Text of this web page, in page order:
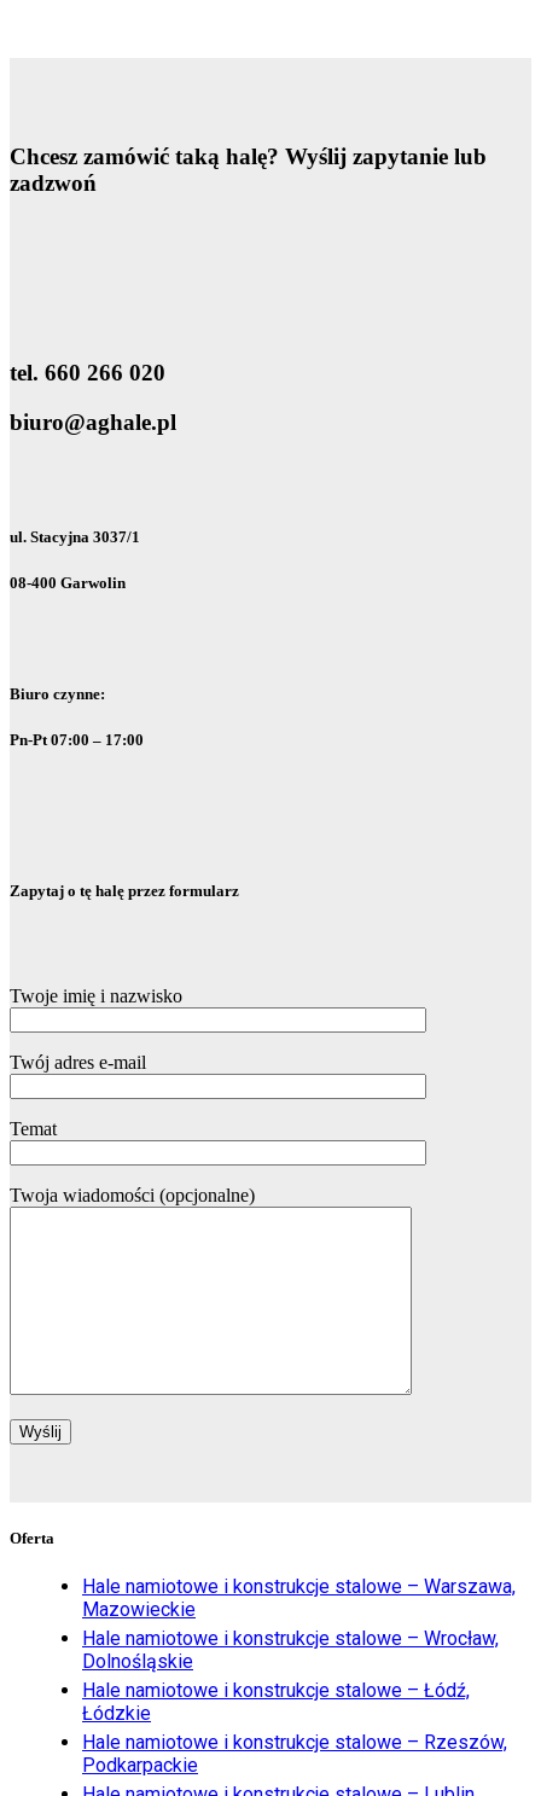
Chcesz zamówić taką halę? Wyślij zapytanie lub
zadzwoń
tel. 660 266 020
biuro@aghale.pl
ul. Stacyjna 3037/1
08-400 Garwolin
Biuro czynne:
Pn-Pt 07:00 – 17:00
Zapytaj o tę halę przez formularz
Twoje imię i nazwisko
Twój adres e-mail
Temat
Twoja wiadomości (opcjonalne)
Oferta
Hale namiotowe i konstrukcje stalowe – Warszawa,
Mazowieckie
Hale namiotowe i konstrukcje stalowe – Wrocław,
Dolnośląskie
Hale namiotowe i konstrukcje stalowe – Łódź,
Łódzkie
Hale namiotowe i konstrukcje stalowe – Rzeszów,
Podkarpackie